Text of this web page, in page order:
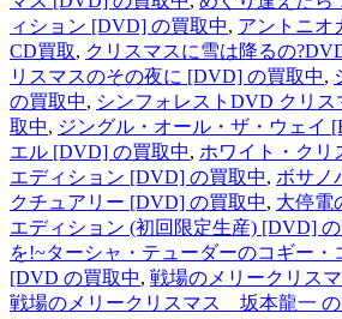
ィション [DVD] の買取中, アントニオ
CD買取, クリスマスに雪は降るの
リスマスのその夜に [DVD] の買取中,
の買取中, シンフォレストDVD クリ
取中, ジングル・オール・ザ・ウェイ
エル [DVD] の買取中, ホワイト・クリ
エディション [DVD] の買取中, ボサノ
クチュアリー [DVD] の買取中, 大停電
エディション (初回限定生産) [DVD]
を!~ターシャ・テューダーのコギー・
[DVD の買取中, 戦場のメリークリス
戦場のメリークリスマス 坂本龍一 の